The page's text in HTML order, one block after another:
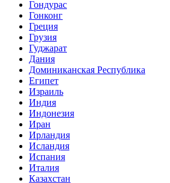
Гондурас
Гонконг
Греция
Грузия
Гуджарат
Дания
Доминиканская Республика
Египет
Израиль
Индия
Индонезия
Иран
Ирландия
Исландия
Испания
Италия
Казахстан